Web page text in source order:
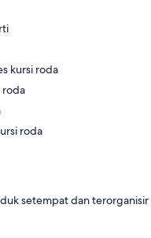
kursi roda
roda
roda
setempat dan terorganisir